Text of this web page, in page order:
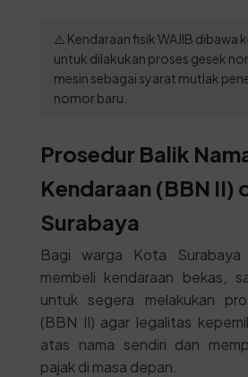
⚠️ Kendaraan fisik WAJIB dibawa
untuk dilakukan proses gesek
mesin sebagai syarat mutlak
nomor baru.
Prosedur Balik
Kendaraan (BBN II)
Surabaya
Bagi warga Kota
membeli kendaraan bekas,
untuk segera melakukan
(BBN II) agar legalitas
atas nama sendiri dan
pajak di masa depan.